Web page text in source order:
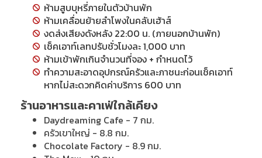
ห้ามสูบบุหรี่ภายในตัวบ้านพัก
ห้ามเคลื่อนย้ายลำโพงในคลับเฮ้าส์
งดส่งเสียงดังหลัง 22:00 น. (ภายนอกบ้านพัก)
เช็คเอาท์เลทปรับชั่วโมงละ 1,000 บาท
ห้ามเข้าพักเกินจำนวนที่จอง + กำหนดไว้
ทำความสะอาดอุปกรณ์ครัวและภาชนะก่อนเช็คเอาท์
หากไม่สะดวกคิดค่าบริการ 600 บาท
ร้านอาหารและคาเฟ่ใกล้เคียง
Daydreaming Cafe - 7 กม.
ครัวเขาใหญ่ - 8.8 กม.
Chocolate Factory - 8.9 กม.